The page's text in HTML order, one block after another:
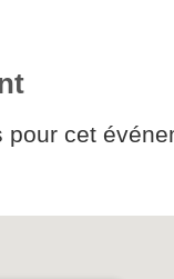
pour cet